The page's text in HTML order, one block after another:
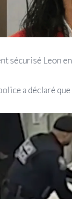
sécurisé Leon
a déclaré